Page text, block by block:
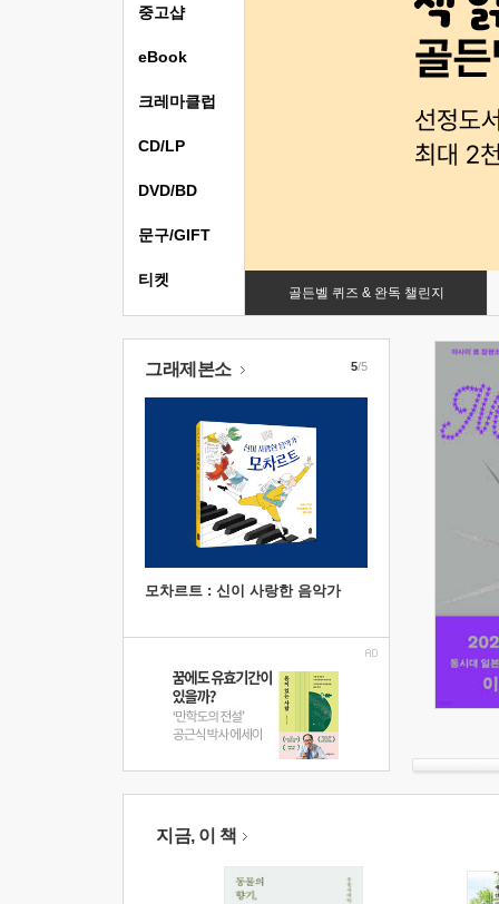
골든벨 퀴즈 & 완독 챌린지
중고샵
eBook
크레마클럽
CD/LP
DVD/BD
문구/GIFT
티켓
그래제본소
모차르트 : 신이 사랑한 음악가
5/5
지금, 이 책